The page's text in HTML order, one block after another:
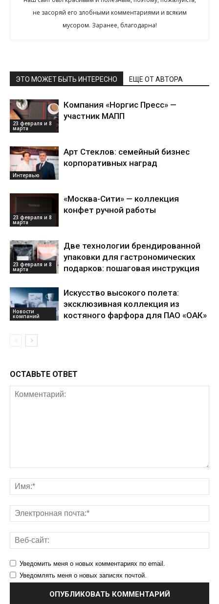
не засоряй его злобными комментариями и всяким
мусором. Заранее, благодарна!
ЭТО МОЖЕТ БЫТЬ ИНТЕРЕСНО ЕЩЕ ОТ АВТОРА
23 февраля и 8
марта
Компания «Норгис Пресс» —
участник МАПП
Интервью
Арт Стеклов: семейный бизнес
корпоративных наград
23 февраля и 8
марта
«Москва-Сити» — коллекция
конфет ручной работы
23 февраля и 8
марта
Две технологии брендированной
упаковки для гастрономических
подарков: пошаговая инструкция
Новости
компаний
Искусство высокого полета:
эксклюзивная коллекция из
костяного фарфора для ПАО «ОАК»
ОСТАВЬТЕ ОТВЕТ
Уведомить меня о новых комментариях по email.
Уведомлять меня о новых записях почтой.